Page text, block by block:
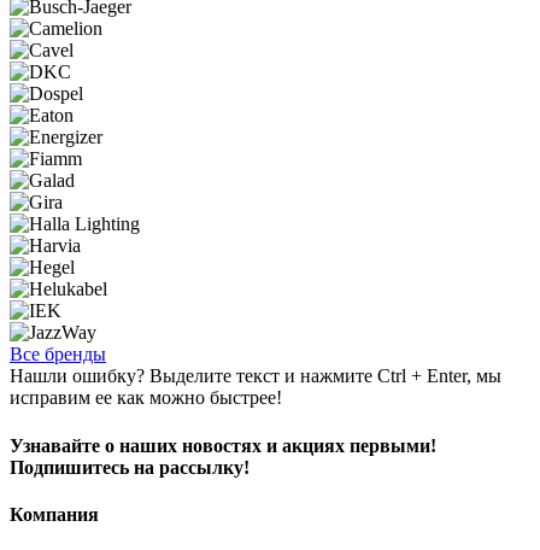
Все бренды
Нашли ошибку? Выделите текст и нажмите Ctrl + Enter, мы
исправим ее как можно быстрее!
Узнавайте о наших новостях и акциях первыми!
Подпишитесь на рассылку!
Компания